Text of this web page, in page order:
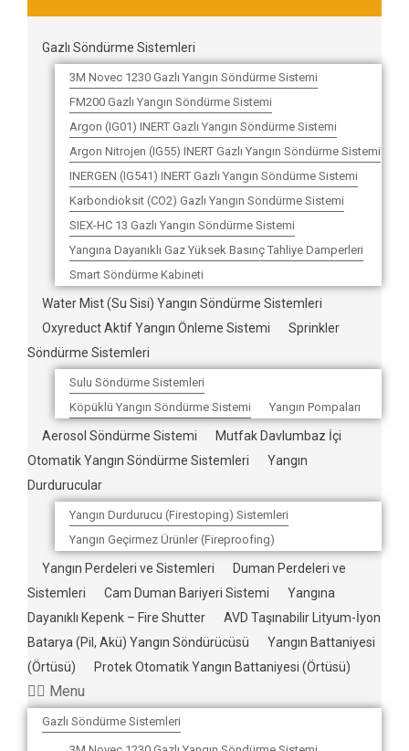
Gazlı Söndürme Sistemleri
3M Novec 1230 Gazlı Yangın Söndürme Sistemi
FM200 Gazlı Yangın Söndürme Sistemi
Argon (IG01) INERT Gazlı Yangın Söndürme Sistemi
Argon Nitrojen (IG55) INERT Gazlı Yangın Söndürme Sistemi
INERGEN (IG541) INERT Gazlı Yangın Söndürme Sistemi
Karbondioksit (CO2) Gazlı Yangın Söndürme Sistemi
SIEX-HC 13 Gazlı Yangın Söndürme Sistemi
Yangına Dayanıklı Gaz Yüksek Basınç Tahliye Damperleri
Smart Söndürme Kabineti
Water Mist (Su Sisi) Yangın Söndürme Sistemleri
Oxyreduct Aktif Yangın Önleme Sistemi
Sprinkler
Söndürme Sistemleri
Sulu Söndürme Sistemleri
Köpüklü Yangın Söndürme Sistemi
Yangın Pompaları
Aerosol Söndürme Sistemi
Mutfak Davlumbaz İçi
Otomatik Yangın Söndürme Sistemleri
Yangın
Durdurucular
Yangın Durdurucu (Firestoping) Sistemleri
Yangın Geçirmez Ürünler (Fireproofing)
Yangın Perdeleri ve Sistemleri
Duman Perdeleri ve
Sistemleri
Cam Duman Bariyeri Sistemi
Yangına
Dayanıklı Kepenk – Fire Shutter
AVD Taşınabilir Lityum-İyon
Batarya (Pil, Akü) Yangın Söndürücüsü
Yangın Battaniyesi
(Örtüsü)
Protek Otomatik Yangın Battaniyesi (Örtüsü)
Menu
Gazlı Söndürme Sistemleri